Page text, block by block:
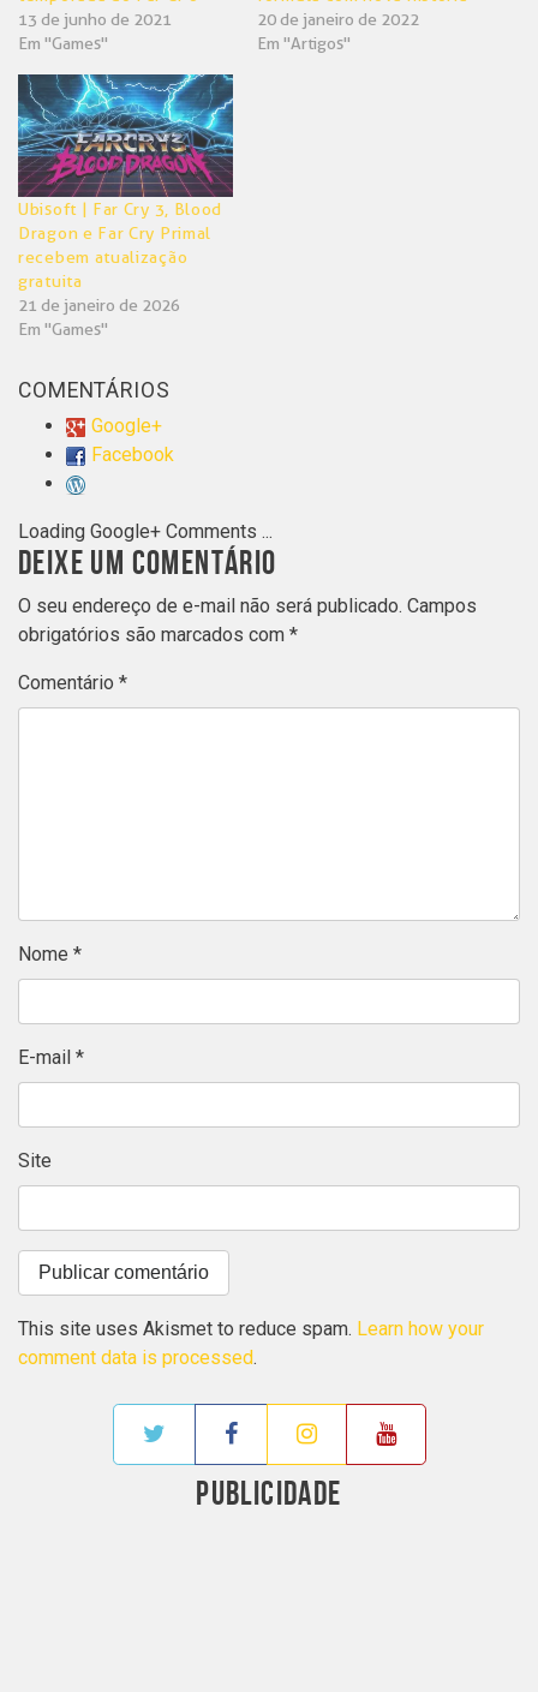
13 de junho de 2021
Em "Games"
20 de janeiro de 2022
Em "Artigos"
Ubisoft | Far Cry 3, Blood
Dragon e Far Cry Primal
recebem atualização
gratuita
21 de janeiro de 2026
Em "Games"
COMENTÁRIOS
Google+
Facebook
Loading Google+ Comments ...
DEIXE UM COMENTÁRIO
O seu endereço de e-mail não será publicado. Campos
obrigatórios são marcados com *
Comentário *
Nome *
E-mail *
Site
This site uses Akismet to reduce spam. Learn how your
comment data is processed.
PUBLICIDADE